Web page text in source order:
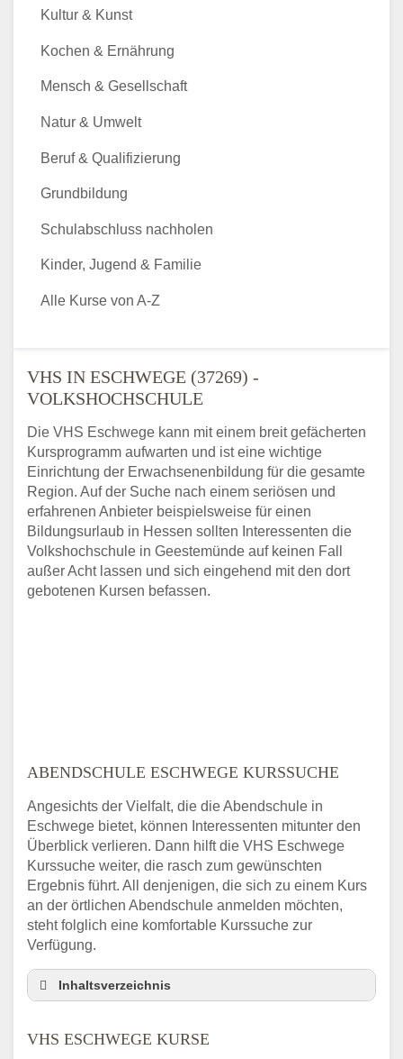
VHS IN ESCHWEGE (37269) -
VOLKSHOCHSCHULE
Die VHS Eschwege kann mit einem breit gefächerten
Kursprogramm aufwarten und ist eine wichtige
Einrichtung der Erwachsenenbildung für die gesamte
Region. Auf der Suche nach einem seriösen und
erfahrenen Anbieter beispielsweise für einen
Bildungsurlaub in Hessen sollten Interessenten die
Volkshochschule in Geestemünde auf keinen Fall
außer Acht lassen und sich eingehend mit den dort
gebotenen Kursen befassen.
ABENDSCHULE ESCHWEGE KURSSUCHE
Angesichts der Vielfalt, die die Abendschule in
Eschwege bietet, können Interessenten mitunter den
Überblick verlieren. Dann hilft die VHS Eschwege
Kurssuche weiter, die rasch zum gewünschten
Ergebnis führt. All denjenigen, die sich zu einem Kurs
an der örtlichen Abendschule anmelden möchten,
steht folglich eine komfortable Kurssuche zur
Verfügung.
Inhaltsverzeichnis
VHS Eschwege Kurse
VHS ESCHWEGE KURSE
Kultur & Kunst
Kochen & Ernährung
Mensch & Gesellschaft
Natur & Umwelt
Beruf & Qualifizierung
Grundbildung
Schulabschluss nachholen
Kinder, Jugend & Familie
Alle Kurse von A-Z